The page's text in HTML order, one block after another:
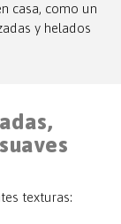
casa, como un
y helados
texturas: